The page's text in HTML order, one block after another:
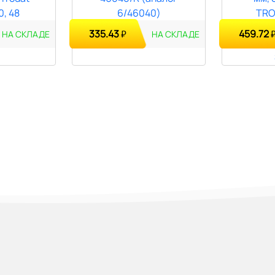
НА СКЛАДЕ 335.43₽ НА СКЛАДЕ 459.72